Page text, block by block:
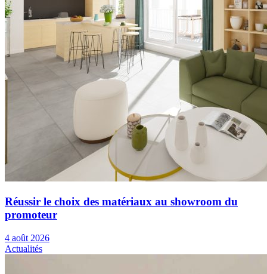
Réussir le choix des matériaux au showroom du
promoteur
4 août 2026
Actualités